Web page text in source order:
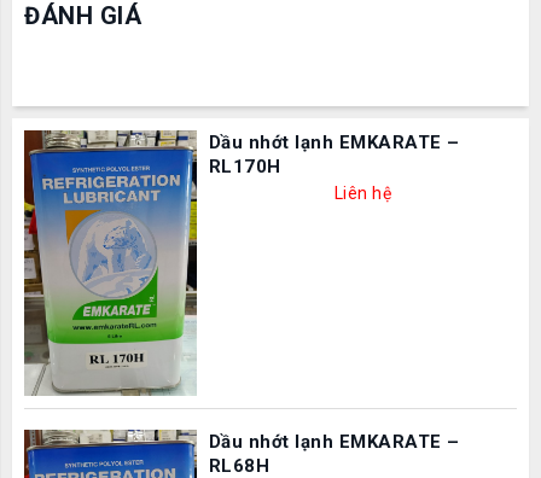
ĐÁNH GIÁ
Dầu nhớt lạnh EMKARATE –
RL170H
Liên hệ
Dầu nhớt lạnh EMKARATE –
RL68H